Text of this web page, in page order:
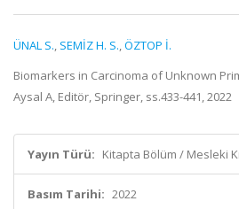
ÜNAL S., SEMİZ H. S.,ÖZTOP İ.
Biomarkers in Carcinoma of Unknown
Aysal A, Editör, Springer, ss.433-441, 2022
Yayın Türü: Kitapta Bölüm / Mesleki
Basım Tarihi: 2022